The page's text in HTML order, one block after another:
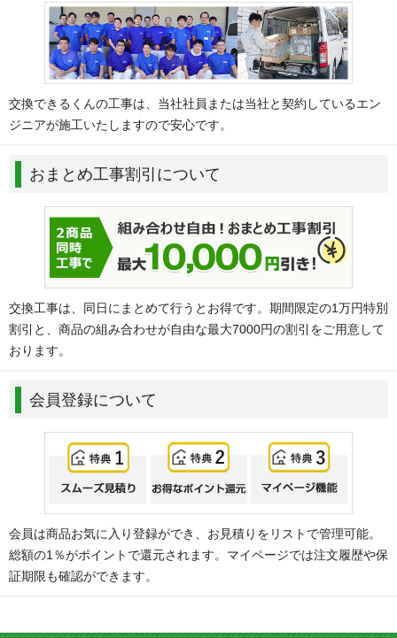
交換できるくんの工事は、当社社員または当社と契約しているエン
ジニアが施工いたしますので安心です。
おまとめ工事割引について
交換工事は、同日にまとめて行うとお得です。期間限定の1万円特別
割引と、商品の組み合わせが自由な最大7000円の割引をご用意して
おります。
会員登録について
会員は商品お気に入り登録ができ、お見積りをリストで管理可能。
総額の1％がポイントで還元されます。マイページでは注文履歴や保
証期限も確認ができます。